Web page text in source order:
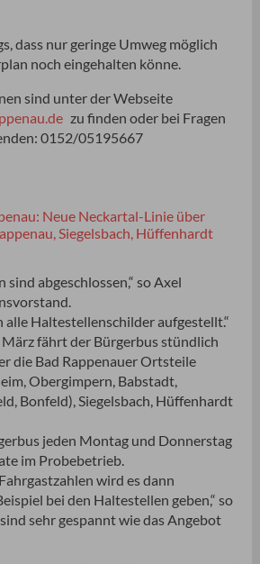
dass nur geringe Umweg möglich
noch eingehalten könne.
sind unter der Webseite
zu finden oder bei Fragen
0152/05195667
Neue Neckartal-Linie über
Siegelsbach, Hüffenhardt
abgeschlossen,“ so Axel
alle Haltestellenschilder aufgestellt.“
fährt der Bürgerbus stündlich
die Bad Rappenauer Ortsteile
Obergimpern, Babstadt,
Bonfeld), Siegelsbach, Hüffenhardt
jeden Montag und Donnerstag
im Probebetrieb.
wird es dann
bei den Haltestellen geben,“ so
sehr gespannt wie das Angebot